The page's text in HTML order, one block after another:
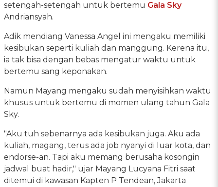
setengah-setengah untuk bertemu Gala Sky
Andriansyah.
Adik mendiang Vanessa Angel ini mengaku memiliki
kesibukan seperti kuliah dan manggung. Kerena itu,
ia tak bisa dengan bebas mengatur waktu untuk
bertemu sang keponakan.
Namun Mayang mengaku sudah menyisihkan waktu
khusus untuk bertemu di momen ulang tahun Gala
Sky.
"Aku tuh sebenarnya ada kesibukan juga. Aku ada
kuliah, magang, terus ada job nyanyi di luar kota, dan
endorse-an. Tapi aku memang berusaha kosongin
jadwal buat hadir," ujar Mayang Lucyana Fitri saat
ditemui di kawasan Kapten P Tendean, Jakarta